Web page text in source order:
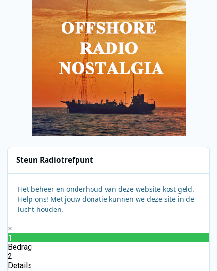
Steun Radiotrefpunt
Het beheer en onderhoud van deze website kost geld.
Help ons! Met jouw donatie kunnen we deze site in de
lucht houden.